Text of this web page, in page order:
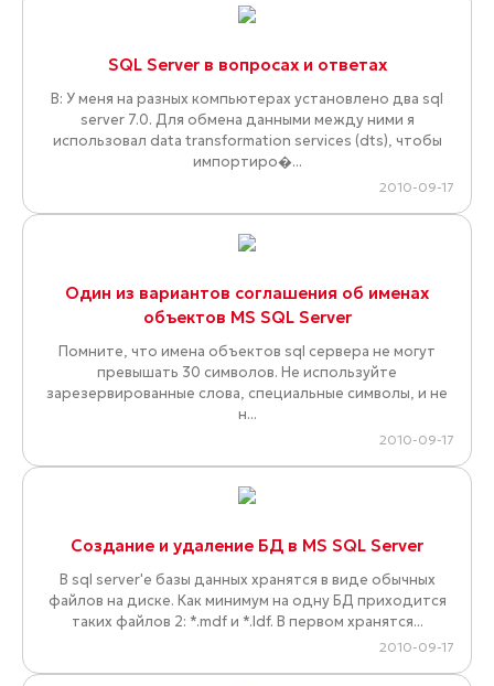
SQL Server в вопросах и ответах
В: У меня на разных компьютерах установлено два sql
server 7.0. Для обмена данными между ними я
использовал data transformation services (dts), чтобы
импортиро�...
2010-09-17
Один из вариантов соглашения об именах
объектов MS SQL Server
Помните, что имена объектов sql сервера не могут
превышать 30 символов. Не используйте
зарезервированные слова, специальные символы, и не
н...
2010-09-17
Создание и удаление БД в MS SQL Server
В sql server'е базы данных хранятся в виде обычных
файлов на диске. Как минимум на одну БД приходится
таких файлов 2: *.mdf и *.ldf. В первом хранятся...
2010-09-17